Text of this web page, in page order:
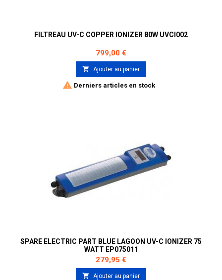
FILTREAU UV-C COPPER IONIZER 80W UVCI002
Prix
799,00 €
 Ajouter au panier
 Derniers articles en stock
SPARE ELECTRIC PART BLUE LAGOON UV-C IONIZER 75
WATT EP075011
Prix
279,95 €
 Ajouter au panier